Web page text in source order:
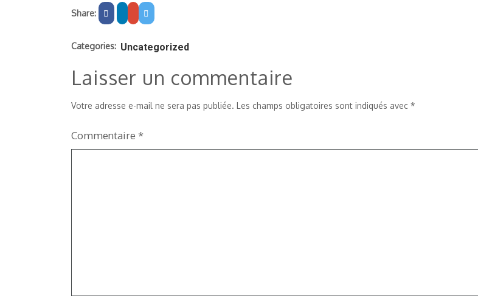
Share:
Categories: Uncategorized
Laisser un commentaire
Votre adresse e-mail ne sera pas publiée. Les champs obligatoires sont indiqués avec *
Commentaire *